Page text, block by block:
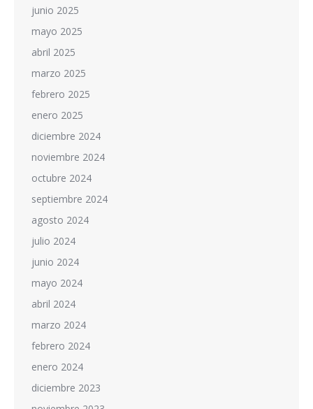
junio 2025
mayo 2025
abril 2025
marzo 2025
febrero 2025
enero 2025
diciembre 2024
noviembre 2024
octubre 2024
septiembre 2024
agosto 2024
julio 2024
junio 2024
mayo 2024
abril 2024
marzo 2024
febrero 2024
enero 2024
diciembre 2023